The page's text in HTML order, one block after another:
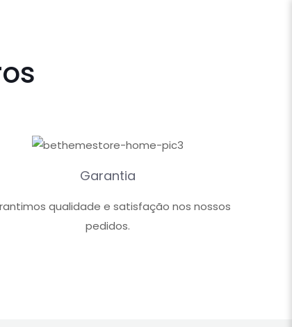
Garantia
qualidade e satisfação nos nossos
pedidos.